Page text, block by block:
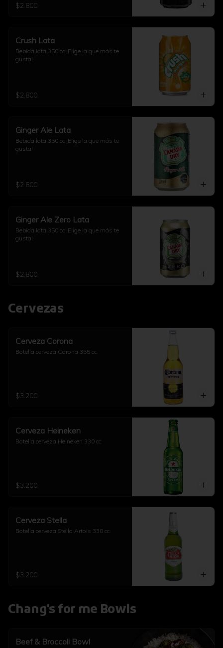
$2.800
Crush Lata
Bebida lata 350 cc ¡Elige la que más te
gusta!
$2.800
Ginger Ale Lata
Bebida lata 350 cc ¡Elige la que más te
gusta!
$2.800
Ginger Ale Zero Lata
Bebida lata 350 cc ¡Elige la que más te
gusta!
$2.800
Cervezas
Cerveza Corona
Botella cerveza Corona 355 cc.
$3.200
Cerveza Heineken
Botella cerveza Heineken 330 cc.
$3.200
Cerveza Stella
Botella cerveza Stella Artois 330 cc.
$3.200
Chang's for me Bowls
Beef & Broccoli Bowl